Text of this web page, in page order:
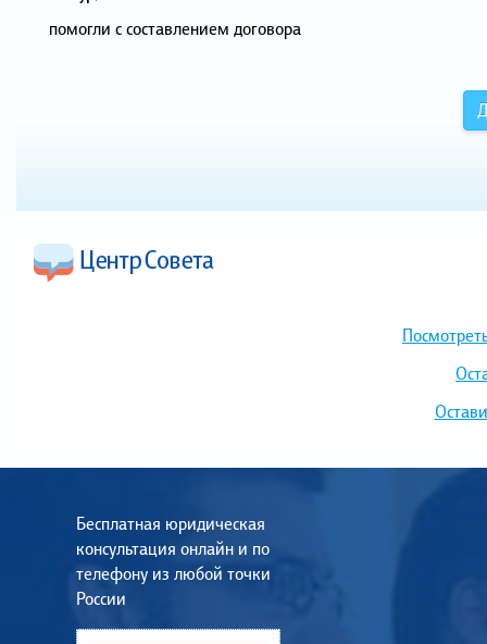
помогли с составлением договора
Бесплатная юридическая
консультация онлайн и по
телефону из любой точки
России